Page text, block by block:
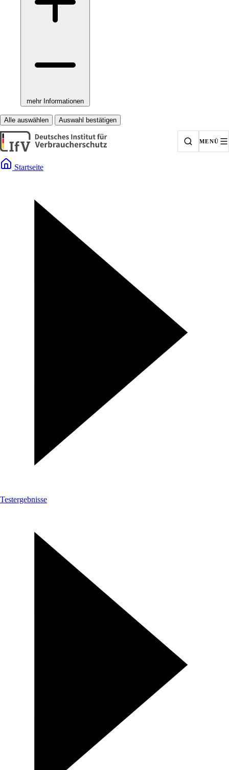
mehr Informationen
Alle auswählen Auswahl bestätigen
MENÜ
Startseite
Testergebnisse